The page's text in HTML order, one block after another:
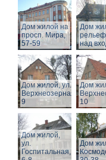
Дом жилой на
просп. Мира,
57-59
Дом
над
Дом жилой, ул.
Верхнеозерная,
9
Дом
10
Дом жилой,
ул.
Госпитальная,
Дом